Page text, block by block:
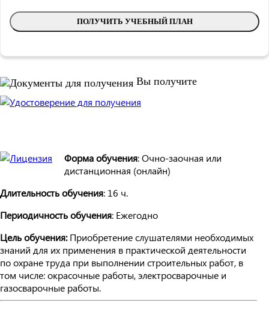
Форма обучения: Очно-заочная или
дистанционная (онлайн)
Длительность обучения: 16 ч.
Периодичность обучения: Ежегодно
Цель обучения:Приобретение слушателями необходимых
знаний для их применения в практической деятельности
по охране труда при выполнении строительных работ, в
том числе: окрасочные работы, электросварочные и
газосварочные работы.
ПОЛУЧИТЬ УЧЕБНЫЙ ПЛАН
Вы получите